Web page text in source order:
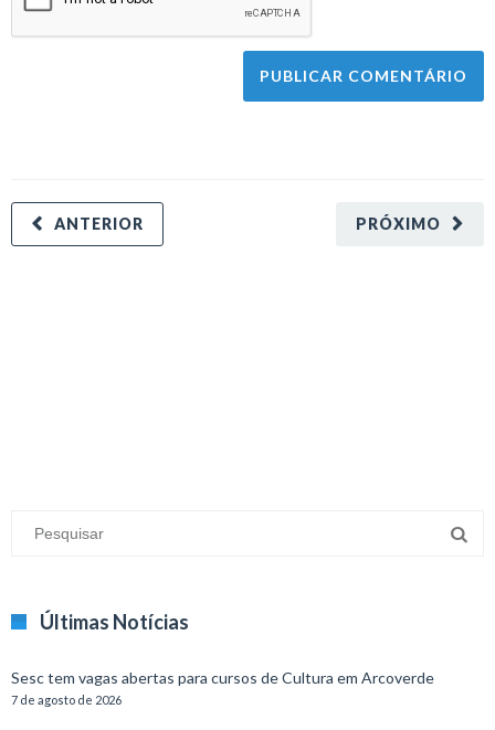
PRÓXIMO
ANTERIOR
Últimas Notícias
Sesc tem vagas abertas para cursos de Cultura em Arcoverde
7 de agosto de 2026